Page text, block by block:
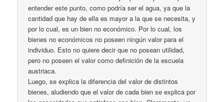
entender este punto, como podría ser el agua, ya que la
cantidad que hay de ella es mayor a la que se necesita, y
por lo cual, es un bien no económico. Por lo cual, los
bienes no económicos no poseen ningún valor para el
individuo. Esto no quiere decir que no posean utilidad,
pero no poseen el valor como definición de la escuela
austriaca.
Luego, se explica la diferencia del valor de distintos
bienes, aludiendo que el valor de cada bien se explica por